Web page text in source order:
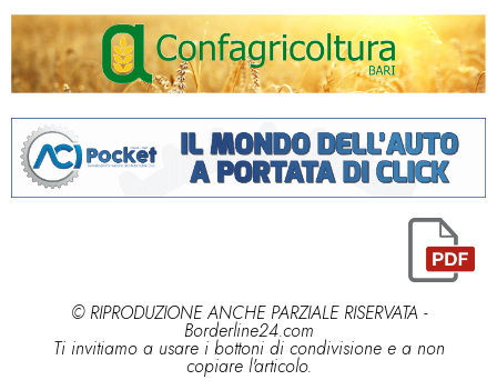
© RIPRODUZIONE ANCHE PARZIALE RISERVATA -
Borderline24.com
Ti invitiamo a usare i bottoni di condivisione e a non
copiare l'articolo.